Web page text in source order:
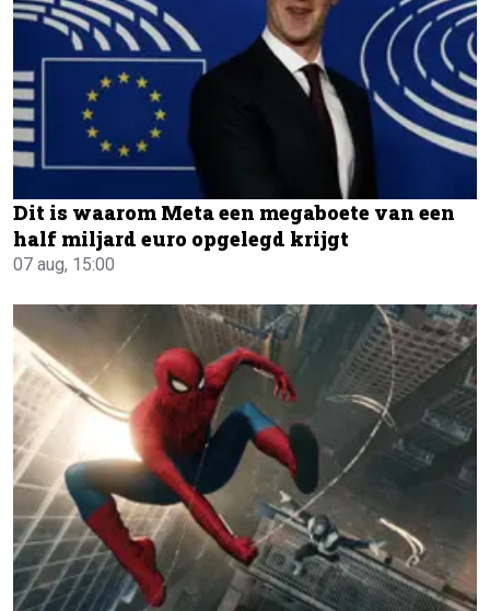
Dit is waarom Meta een megaboete van een
half miljard euro opgelegd krijgt
07 aug, 15:00